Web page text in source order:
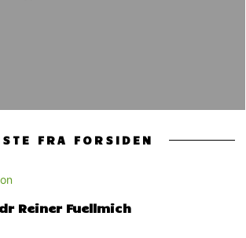
FRA FORSIDEN
Reiner Fuellmich